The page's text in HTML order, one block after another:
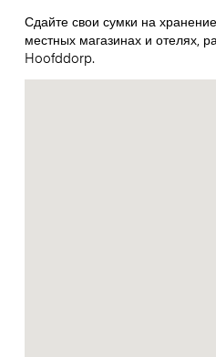
Сдайте свои сумки на
местных магазинах и отелях,
Hoofddorp.